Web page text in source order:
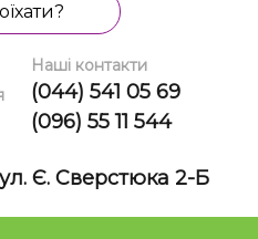
Наші контакти
(044) 541 05 69
(096) 55 11 544
Є. Сверстюка 2-Б